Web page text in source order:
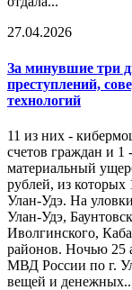
27.04.2026
За минувшие три
преступлений,
технологий
11 из них -
счетов граждан и 1
материальный
рублей, из которых
Улан-Удэ. На
Улан-Удэ,
Иволгинского,
районов. Ночью 25
МВД России по г.
вещей и